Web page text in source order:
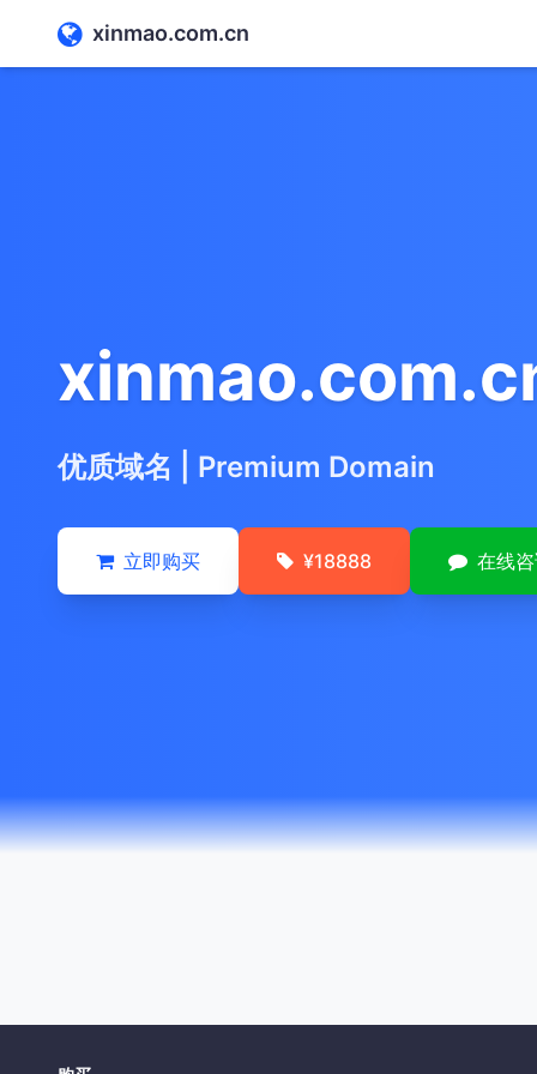
xinmao.com.cn
优质域名 | Premium Domain
立即购买 ¥18888 在线